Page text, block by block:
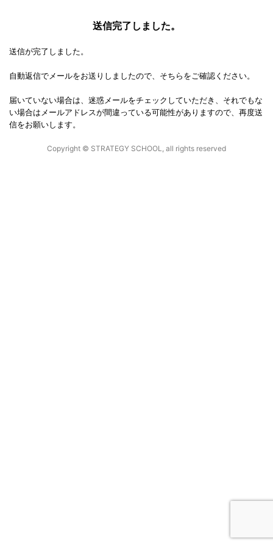
送信完了しました。
送信が完了しました。
自動返信でメールをお送りしましたので、そちらをご確認ください。
届いていない場合は、迷惑メールをチェックしていただき、それでもな
い場合はメールアドレスが間違っている可能性がありますので、再度送
信をお願いします。
Copyright © STRATEGY SCHOOL, all rights reserved